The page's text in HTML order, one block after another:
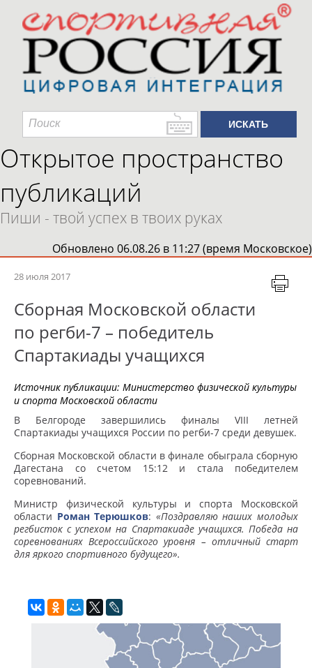
Открытое пространство
публикаций
Пиши - твой успех в твоих руках
Обновлено 06.08.26 в 11:27 (время Московское)
28 июля 2017
Сборная Московской области
по регби-7 – победитель
Спартакиады учащихся
Источник публикации: Министерство физической культуры
и спорта Московской области
В Белгороде завершились финалы VIII летней
Спартакиады учащихся России по регби-7 среди девушек.
Сборная Московской области в финале обыграла сборную
Дагестана со счетом 15:12 и стала победителем
соревнований.
Министр физической культуры и спорта Московской
области Роман Терюшков: «Поздравляю наших молодых
регбисток с успехом на Спартакиаде учащихся. Победа на
соревнованиях Всероссийского уровня – отличный старт
для яркого спортивного будущего».